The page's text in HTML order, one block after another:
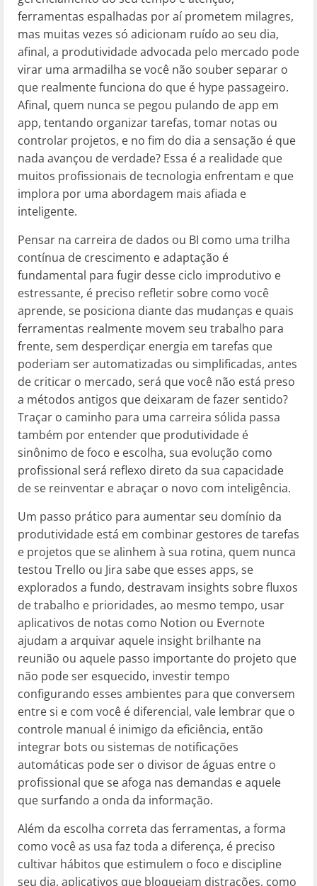
ferramentas espalhadas por aí prometem milagres,
mas muitas vezes só adicionam ruído ao seu dia,
afinal, a produtividade advocada pelo mercado pode
virar uma armadilha se você não souber separar o
que realmente funciona do que é hype passageiro.
Afinal, quem nunca se pegou pulando de app em
app, tentando organizar tarefas, tomar notas ou
controlar projetos, e no fim do dia a sensação é que
nada avançou de verdade? Essa é a realidade que
muitos profissionais de tecnologia enfrentam e que
implora por uma abordagem mais afiada e
inteligente.
Pensar na carreira de dados ou BI como uma trilha
contínua de crescimento e adaptação é
fundamental para fugir desse ciclo improdutivo e
estressante, é preciso refletir sobre como você
aprende, se posiciona diante das mudanças e quais
ferramentas realmente movem seu trabalho para
frente, sem desperdiçar energia em tarefas que
poderiam ser automatizadas ou simplificadas, antes
de criticar o mercado, será que você não está preso
a métodos antigos que deixaram de fazer sentido?
Traçar o caminho para uma carreira sólida passa
também por entender que produtividade é
sinônimo de foco e escolha, sua evolução como
profissional será reflexo direto da sua capacidade
de se reinventar e abraçar o novo com inteligência.
Um passo prático para aumentar seu domínio da
produtividade está em combinar gestores de tarefas
e projetos que se alinhem à sua rotina, quem nunca
testou Trello ou Jira sabe que esses apps, se
explorados a fundo, destravam insights sobre fluxos
de trabalho e prioridades, ao mesmo tempo, usar
aplicativos de notas como Notion ou Evernote
ajudam a arquivar aquele insight brilhante na
reunião ou aquele passo importante do projeto que
não pode ser esquecido, investir tempo
configurando esses ambientes para que conversem
entre si e com você é diferencial, vale lembrar que o
controle manual é inimigo da eficiência, então
integrar bots ou sistemas de notificações
automáticas pode ser o divisor de águas entre o
profissional que se afoga nas demandas e aquele
que surfando a onda da informação.
Além da escolha correta das ferramentas, a forma
como você as usa faz toda a diferença, é preciso
cultivar hábitos que estimulem o foco e discipline
seu dia, aplicativos que bloqueiam distrações, como